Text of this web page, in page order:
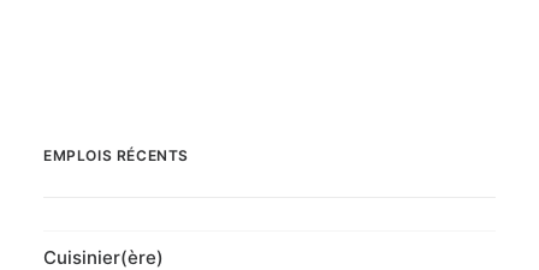
EMPLOIS RÉCENTS
Cuisinier(ère)